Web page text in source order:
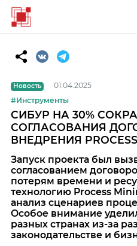
Новость
01.04.2025
#Инструменты
СИБУР НА 30%
СОГЛАСОВАНИЯ
ВНЕДРЕНИЯ
Запуск проекта был
согласованием
потерям времени и
технологию Process
анализ сценариев
Особое внимание
разных странах из-за
законодательстве и